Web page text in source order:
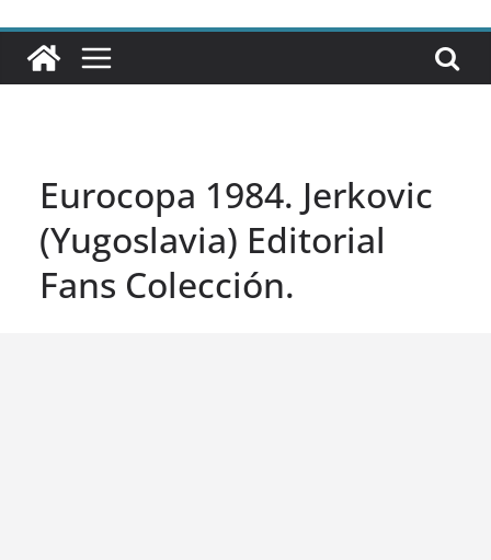
Eurocopa 1984. Jerkovic
(Yugoslavia) Editorial
Fans Colección.